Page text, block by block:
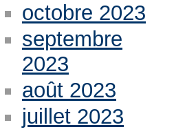
octobre 2023
septembre
2023
août 2023
juillet 2023